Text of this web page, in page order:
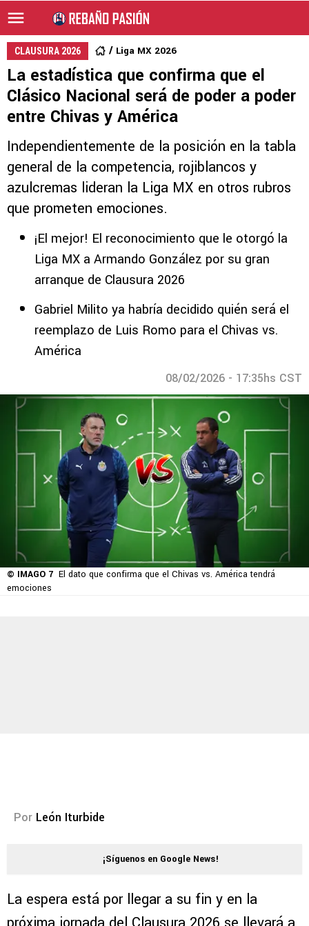
CLAUSURA 2026 Liga MX 2026
La estadística que confirma que el
Clásico Nacional será de poder a poder
entre Chivas y América
Independientemente de la posición en la tabla
general de la competencia, rojiblancos y
azulcremas lideran la Liga MX en otros rubros
que prometen emociones.
¡El mejor! El reconocimiento que le otorgó la
Liga MX a Armando González por su gran
arranque de Clausura 2026
Gabriel Milito ya habría decidido quién será el
reemplazo de Luis Romo para el Chivas vs.
América
08/02/2026 - 17:35hs CST
© IMAGO 7 El dato que confirma que el Chivas vs. América tendrá
emociones
Por León Iturbide
¡Síguenos en Google News!
La espera está por llegar a su fin y en la